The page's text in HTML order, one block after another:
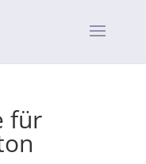
für